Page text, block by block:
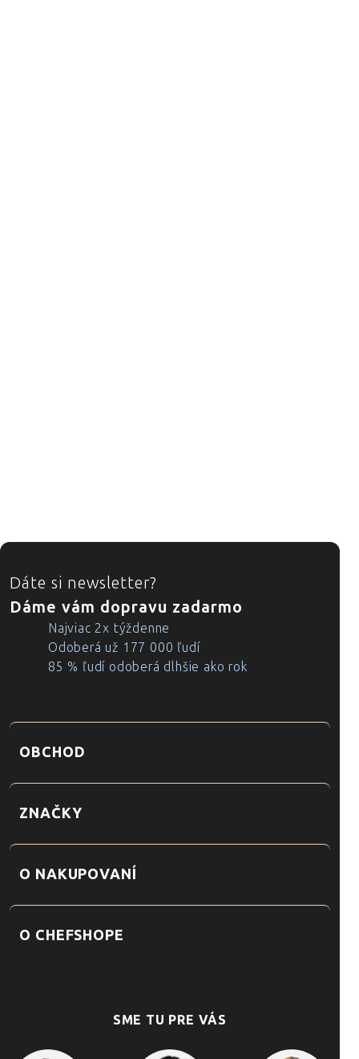
ZÁPÄTIE
Dáte si newsletter?
Dáme vám dopravu zadarmo
Najviac 2x týždenne
Odoberá už 177 000 ľudí
85 % ľudí odoberá dlhšie ako rok
OBCHOD
ZNAČKY
O NAKUPOVANÍ
O CHEFSHOPE
SME TU PRE VÁS